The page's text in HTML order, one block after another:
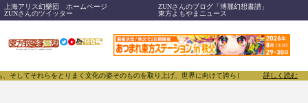
上海アリス幻樂団 ホームページ
ZUNさんのブログ「博麗幻想書譜」
ZUNさんのツイッター
東方よもやまニュース
らをとりまく文化の姿そのものを取り上げ、世界に向けて誇らしく発信することで、東方
詳しく読む